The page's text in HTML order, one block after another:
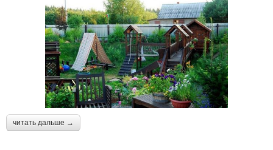
читать дальше →